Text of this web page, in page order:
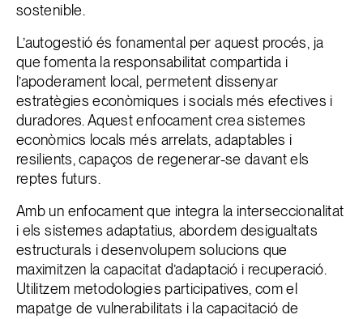
sostenible.
L’autogestió és fonamental per aquest procés, ja
que fomenta la responsabilitat compartida i
l’apoderament local, permetent dissenyar
estratègies econòmiques i socials més efectives i
duradores. Aquest enfocament crea sistemes
econòmics locals més arrelats, adaptables i
resilients, capaços de regenerar-se davant els
reptes futurs.
Amb un enfocament que integra la interseccionalitat
i els sistemes adaptatius, abordem desigualtats
estructurals i desenvolupem solucions que
maximitzen la capacitat d’adaptació i recuperació.
Utilitzem metodologies participatives, com el
mapatge de vulnerabilitats i la capacitació de